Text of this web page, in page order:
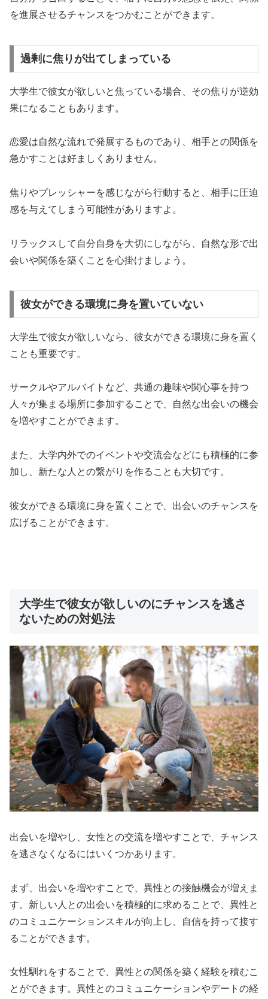
を進展させるチャンスをつかむことができます。
過剰に焦りが出てしまっている
大学生で彼女が欲しいと焦っている場合、その焦りが逆効
果になることもあります。
恋愛は自然な流れで発展するものであり、相手との関係を
急かすことは好ましくありません。
焦りやプレッシャーを感じながら行動すると、 相手に圧迫
感を与えてしまう可能性がありますよ。
リラックスして自分自身を大切にしながら、自然な形で出
会いや関係を築くことを心掛けましょう。
彼女ができる環境に身を置いていない
大学生で彼女が欲しいなら、彼女ができる環境に身を置く
ことも重要です。
サークルやアルバイトなど、共通の趣味や関心事を持つ
人々が集まる場所に参加することで、
自然な出会いの機会
を増やすことができます。
また、大学内外でのイベントや交流会などにも積極的に参
加し、 新たな人との繋がりを作ることも大切です。
彼女ができる環境に身を置くことで、出会いのチャンスを
広げることができます。
大学生で彼女が欲しいのにチャンスを逃さ
ないための対処法
出会いを増やし、女性との交流を増やすことで、チャンス
を逃さなくなるにはいくつかあります。
まず、出会いを増やすことで、異性との接触機会が増えま
す。新しい人との出会いを積極的に求めることで、異性と
のコミュニケーションスキルが向上し、自信を持って接す
ることができます。
女性馴れをすることで、 異性との関係を築く経験を積むこ
とができます。異性とのコミュニケーションやデートの経